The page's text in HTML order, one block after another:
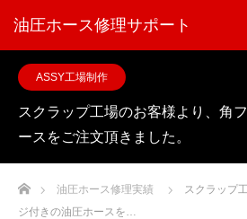
油圧ホース修理サポート
ASSY工場制作
スクラップ工場のお客様より、角
ースをご注文頂きました。
ホーム油圧ホース修理実績
スクラップ
ジ付きの油圧ホースを…